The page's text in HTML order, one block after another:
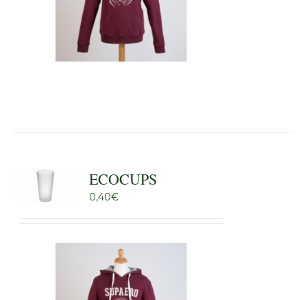
ECOCUPS
0,40€